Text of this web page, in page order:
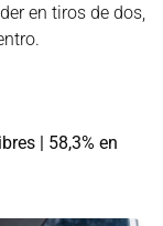
en tiros de dos,
| 58,3% en